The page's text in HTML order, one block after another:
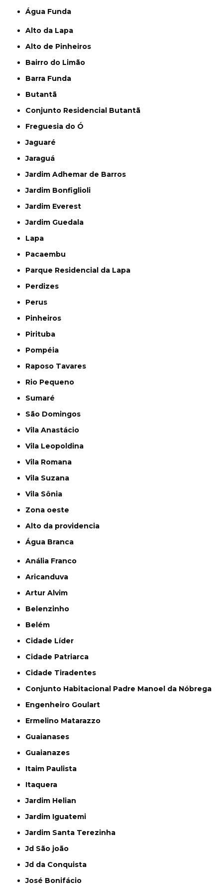
Água Funda
Alto da Lapa
Alto de Pinheiros
Bairro do Limão
Barra Funda
Butantã
Conjunto Residencial Butantã
Freguesia do Ó
Jaguaré
Jaraguá
Jardim Adhemar de Barros
Jardim Bonfiglioli
Jardim Everest
Jardim Guedala
Lapa
Pacaembu
Parque Residencial da Lapa
Perdizes
Perus
Pinheiros
Pirituba
Pompéia
Raposo Tavares
Rio Pequeno
Sumaré
São Domingos
Vila Anastácio
Vila Leopoldina
Vila Romana
Vila Suzana
Vila Sônia
Zona oeste
alto da providencia
Água Branca
Anália Franco
Aricanduva
Artur Alvim
Belenzinho
Belém
Cidade Líder
Cidade Patriarca
Cidade Tiradentes
Conjunto Habitacional Padre Manoel da Nóbrega
Engenheiro Goulart
Ermelino Matarazzo
Guaianases
Guaianazes
Itaim Paulista
Itaquera
Jardim Helian
Jardim Iguatemi
Jardim Santa Terezinha
Jd São joão
Jd da Conquista
José Bonifácio